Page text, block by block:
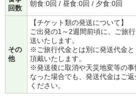
回数
朝食:0回 / 昼食:0回 / 夕食:0回
その
他
【チケット類の発送について】
ご出発の1～2週間前頃に、ご旅
送いたします。
※ご旅行代金とは別に発送代金
頂戴いたします。
※発送後に取消や天災地変等の事
なった場合でも、発送代金はご
ください。